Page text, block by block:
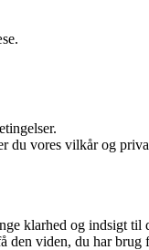
du vores vilkår og
klarhed og indsigt
den viden, du har